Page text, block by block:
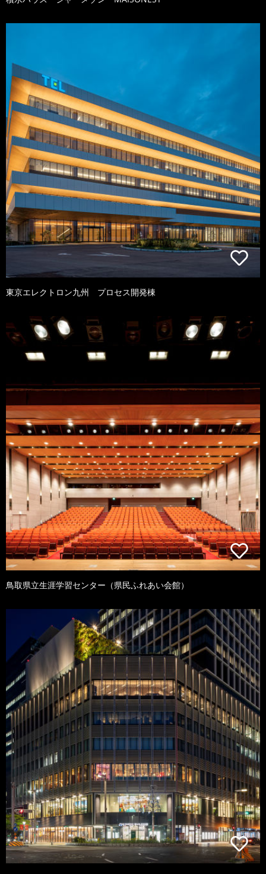
東京エレクトロン九州 プロセス開発棟
鳥取県立生涯学習センター（県民ふれあい会館）